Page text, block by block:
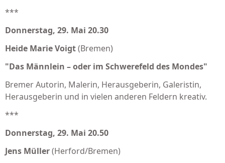
***
Donnerstag, 29. Mai 20.30
Heide Marie Voigt(Bremen)
"Das Männlein – oder im Schwerefeld des Mondes"
Bremer Autorin, Malerin, Herausgeberin, Galeristin,
Herausgeberin und in vielen anderen Feldern kreativ.
***
Donnerstag, 29. Mai 20.50
Jens Müller(Herford/Bremen)